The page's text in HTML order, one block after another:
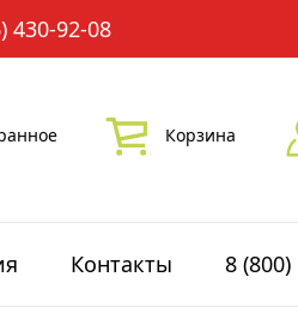
430-92-08
Корзина
Контакты 8